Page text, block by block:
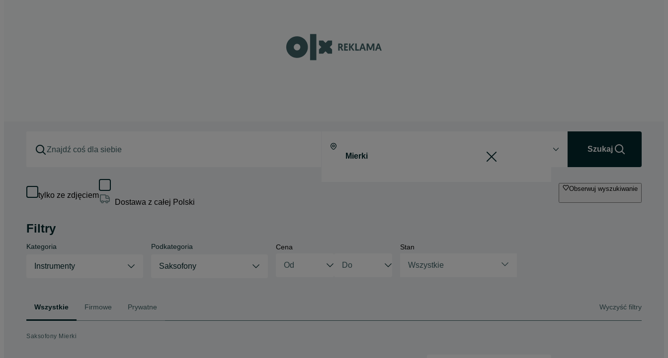
Szukaj
tylko ze zdjęciem
Dostawa z całej Polski
Obserwuj wyszukiwanie
Filtry
Kategoria
Instrumenty
Podkategoria
Saksofony
Cena Stan
Wszystkie
Wszystkie Firmowe Prywatne Wyczyść filtry
Saksofony Mierki